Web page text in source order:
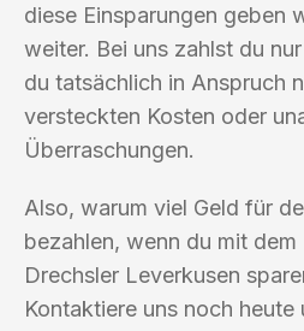
diese Einsparungen geben
weiter. Bei uns zahlst du
du tatsächlich in Anspruch
versteckten Kosten oder
Überraschungen.
Also, warum viel Geld für
bezahlen, wenn du mit
Drechsler Leverkusen
Kontaktiere uns noch heute